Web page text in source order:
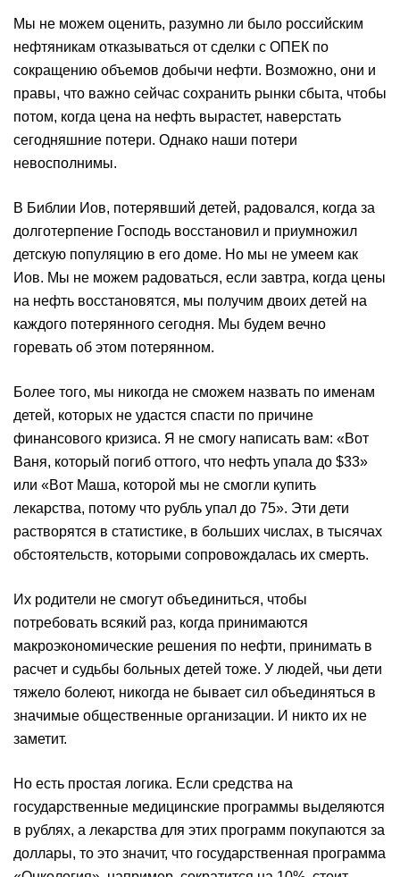
Мы не можем оценить, разумно ли было российским
нефтяникам отказываться от сделки с ОПЕК по
сокращению объемов добычи нефти. Возможно, они и
правы, что важно сейчас сохранить рынки сбыта, чтобы
потом, когда цена на нефть вырастет, наверстать
сегодняшние потери. Однако наши потери
невосполнимы.
В Библии Иов, потерявший детей, радовался, когда за
долготерпение Господь восстановил и приумножил
детскую популяцию в его доме. Но мы не умеем как
Иов. Мы не можем радоваться, если завтра, когда цены
на нефть восстановятся, мы получим двоих детей на
каждого потерянного сегодня. Мы будем вечно
горевать об этом потерянном.
Более того, мы никогда не сможем назвать по именам
детей, которых не удастся спасти по причине
финансового кризиса. Я не смогу написать вам: «Вот
Ваня, который погиб оттого, что нефть упала до $33»
или «Вот Маша, которой мы не смогли купить
лекарства, потому что рубль упал до 75». Эти дети
растворятся в статистике, в больших числах, в тысячах
обстоятельств, которыми сопровождалась их смерть.
Их родители не смогут объединиться, чтобы
потребовать всякий раз, когда принимаются
макроэкономические решения по нефти, принимать в
расчет и судьбы больных детей тоже. У людей, чьи дети
тяжело болеют, никогда не бывает сил объединяться в
значимые общественные организации. И никто их не
заметит.
Но есть простая логика. Если средства на
государственные медицинские программы выделяются
в рублях, а лекарства для этих программ покупаются за
доллары, то это значит, что государственная программа